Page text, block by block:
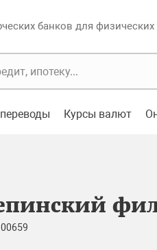
банков для физических
Курсы валют